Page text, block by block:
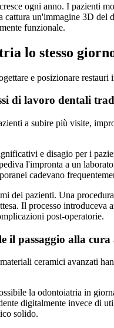
ogni anno. I pazienti
un'immagine 3D del
funzionale.
lo stesso
e posizionare
di lavoro dentali
a subire più visite,
e disagio per i
l'impronta a un
cadevano
dei pazienti. Una
Il processo
post-operatorie.
il passaggio alla
ceramici avanzati
la odontoiatria in
digitalmente invece di
solido.